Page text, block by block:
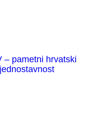
– pametni hrvatski